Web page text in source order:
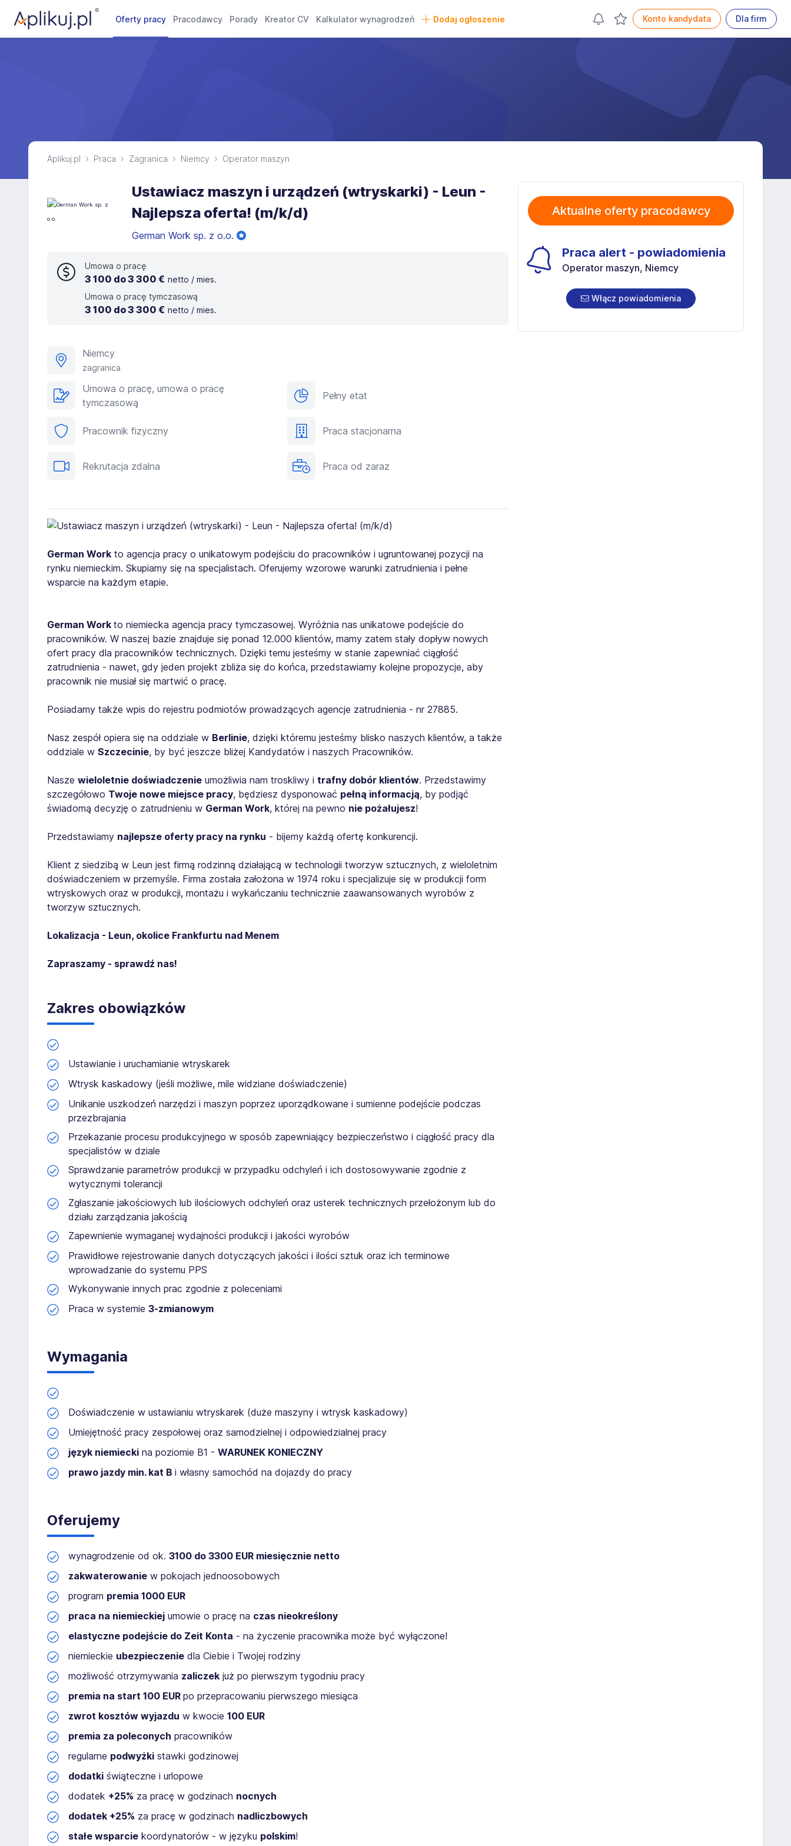
Oferty pracy Pracodawcy Porady Kreator CV Kalkulator wynagrodzeń Dodaj ogłoszenie Konto kandydata Dla firm
Aplikuj.pl Praca Zagranica Niemcy Operator maszyn
Ustawiacz maszyn i urządzeń (wtryskarki) - Leun -
Najlepsza oferta! (m/k/d)
German Work sp. z o.o.
Umowa o pracę
3 100 do 3 300 € netto / mies.
Umowa o pracę tymczasową
3 100 do 3 300 € netto / mies.
Niemcy
zagranica
Umowa o pracę, umowa o pracę
tymczasową
Pełny etat
Pracownik fizyczny Praca stacjonarna
Rekrutacja zdalna Praca od zaraz
German Work to agencja pracy o unikatowym podejściu do pracowników i ugruntowanej pozycji na
rynku niemieckim. Skupiamy się na specjalistach. Oferujemy wzorowe warunki zatrudnienia i pełne
wsparcie na każdym etapie.
German Work to niemiecka agencja pracy tymczasowej. Wyróżnia nas unikatowe podejście do
pracowników. W naszej bazie znajduje się ponad 12.000 klientów, mamy zatem stały dopływ nowych
ofert pracy dla pracowników technicznych. Dzięki temu jesteśmy w stanie zapewniać ciągłość
zatrudnienia - nawet, gdy jeden projekt zbliża się do końca, przedstawiamy kolejne propozycje, aby
pracownik nie musiał się martwić o pracę.
Posiadamy także wpis do rejestru podmiotów prowadzących agencje zatrudnienia - nr 27885.
Nasz zespół opiera się na oddziale w Berlinie, dzięki któremu jesteśmy blisko naszych klientów, a także
oddziale w Szczecinie, by być jeszcze bliżej Kandydatów i naszych Pracowników.
Nasze wieloletnie doświadczenie umożliwia nam troskliwy i trafny dobór klientów. Przedstawimy
szczegółowo Twoje nowe miejsce pracy, będziesz dysponować pełną informacją, by podjąć
świadomą decyzję o zatrudnieniu w German Work, której na pewno nie pożałujesz!
Przedstawiamy najlepsze oferty pracy na rynku - bijemy każdą ofertę konkurencji.
Klient z siedzibą w Leun jest firmą rodzinną działającą w technologii tworzyw sztucznych, z wieloletnim
doświadczeniem w przemyśle. Firma została założona w 1974 roku i specjalizuje się w produkcji form
wtryskowych oraz w produkcji, montażu i wykańczaniu technicznie zaawansowanych wyrobów z
tworzyw sztucznych.
Lokalizacja - Leun, okolice Frankfurtu nad Menem
Zapraszamy - sprawdź nas!
Zakres obowiązków
Ustawianie i uruchamianie wtryskarek
Wtrysk kaskadowy (jeśli możliwe, mile widziane doświadczenie)
Unikanie uszkodzeń narzędzi i maszyn poprzez uporządkowane i sumienne podejście podczas
przezbrajania
Przekazanie procesu produkcyjnego w sposób zapewniający bezpieczeństwo i ciągłość pracy dla
specjalistów w dziale
Sprawdzanie parametrów produkcji w przypadku odchyleń i ich dostosowywanie zgodnie z
wytycznymi tolerancji
Zgłaszanie jakościowych lub ilościowych odchyleń oraz usterek technicznych przełożonym lub do
działu zarządzania jakością
Zapewnienie wymaganej wydajności produkcji i jakości wyrobów
Prawidłowe rejestrowanie danych dotyczących jakości i ilości sztuk oraz ich terminowe
wprowadzanie do systemu PPS
Wykonywanie innych prac zgodnie z poleceniami
Praca w systemie 3-zmianowym
Wymagania
Doświadczenie w ustawianiu wtryskarek (duże maszyny i wtrysk kaskadowy)
Umiejętność pracy zespołowej oraz samodzielnej i odpowiedzialnej pracy
język niemiecki na poziomie B1 - WARUNEK KONIECZNY
prawo jazdy min. kat B i własny samochód na dojazdy do pracy
Oferujemy
wynagrodzenie od ok. 3100 do 3300 EUR miesięcznie netto
zakwaterowanie w pokojach jednoosobowych
program premia 1000 EUR
praca na niemieckiej umowie o pracę na czas nieokreślony
elastyczne podejście do Zeit Konta - na życzenie pracownika może być wyłączone!
niemieckie ubezpieczenie dla Ciebie i Twojej rodziny
możliwość otrzymywania zaliczek już po pierwszym tygodniu pracy
premia na start 100 EUR po przepracowaniu pierwszego miesiąca
zwrot kosztów wyjazdu w kwocie 100 EUR
premia za poleconych pracowników
regularne podwyżki stawki godzinowej
dodatki świąteczne i urlopowe
dodatek +25% za pracę w godzinach nocnych
dodatek +25% za pracę w godzinach nadliczbowych
stałe wsparcie koordynatorów - w języku polskim!
Aktualne oferty pracodawcy
Praca alert - powiadomienia
Operator maszyn, Niemcy
Włącz powiadomienia